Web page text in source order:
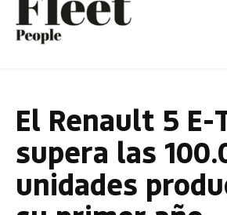
El Renault 5 E-
supera las
unidades